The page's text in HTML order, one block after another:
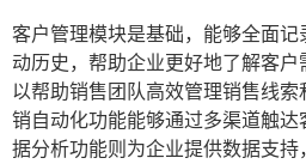
客户管理模块是基础，能够全面
动历史，帮助企业更好地了解客
以帮助销售团队高效管理销售线
销自动化功能能够通过多渠道触
据分析功能则为企业提供数据支